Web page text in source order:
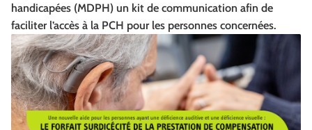
handicapées (MDPH) un kit de communication afin de
faciliter l’accès à la PCH pour les personnes concernées.